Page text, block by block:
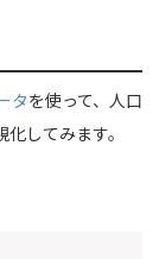
タを使って、人口
してみます。